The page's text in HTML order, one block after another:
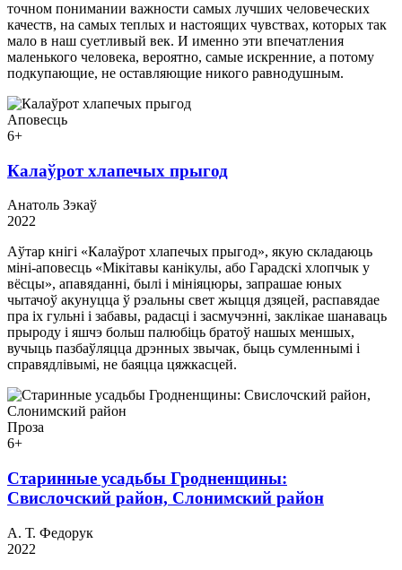
точном понимании важности самых лучших человеческих
качеств, на самых теплых и настоящих чувствах, которых так
мало в наш суетливый век. И именно эти впечатления
маленького человека, вероятно, самые искренние, а потому
подкупающие, не оставляющие никого равнодушным.
Аповесць
6+
Калаўрот хлапечых прыгод
Анатоль Зэкаў
2022
Аўтар кнігі «Калаўрот хлапечых прыгод», якую складаюць
міні-аповесць «Мікітавы канікулы, або Гарадскі хлопчык у
вёсцы», апавяданні, былі і мініяцюры, запрашае юных
чытачоў акунуцца ў рэальны свет жыцця дзяцей, распавядае
пра іх гульні і забавы, радасці і засмучэнні, заклікае шанаваць
прыроду і яшчэ больш палюбіць братоў нашых меншых,
вучыць пазбаўляцца дрэнных звычак, быць сумленнымі і
справядлівымі, не баяцца цяжкасцей.
Проза
6+
Старинные усадьбы Гродненщины:
Свислочский район, Слонимский район
А. Т. Федорук
2022